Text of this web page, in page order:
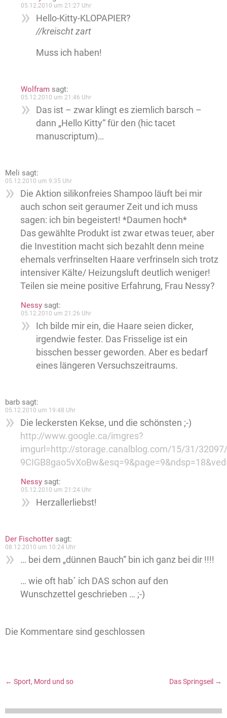
05.12.2010 um 21:27 Uhr
Hello-Kitty-KLOPAPIER?
//kreischt zart
Muss ich haben!
Wolfram sagt:
05.12.2010 um 21:46 Uhr
Das ist – zwar klingt es ziemlich barsch –
dann „Hello Kitty“ für den (hic tacet
manuscriptum)…
Meli sagt:
05.12.2010 um 9:35 Uhr
Die Aktion silikonfreies Shampoo läuft bei mir
auch schon seit geraumer Zeit und ich muss
sagen: ich bin begeistert! *Daumen hoch*
Das gewählte Produkt ist zwar etwas teuer, aber
die Investition macht sich bezahlt denn meine
ehemals verfrinselten Haare verfrinseln sich trotz
intensiver Kälte/ Heizungsluft deutlich weniger!
Teilen sie meine positive Erfahrung, Frau Nessy?
Nessy sagt:
05.12.2010 um 21:26 Uhr
Ich bilde mir ein, die Haare seien dicker,
irgendwie fester. Das Frisselige ist ein
bisschen besser geworden. Aber es bedarf
eines längeren Versuchszeitraums.
barb sagt:
05.12.2010 um 19:48 Uhr
Die leckersten Kekse, und die schönsten ;-)
http://www.google.ca/imgres?
imgurl=http://storage.canalblog.com/15/31/32097/
Nessy sagt:
05.12.2010 um 21:24 Uhr
Herzallerliebst!
Der Fischotter sagt:
08.12.2010 um 10:24 Uhr
… bei dem „dünnen Bauch“ bin ich ganz bei dir !!!!
… wie oft hab´ ich DAS schon auf den
Wunschzettel geschrieben … ;-)
Die Kommentare sind geschlossen
← Sport, Mord und so Das Springseil →